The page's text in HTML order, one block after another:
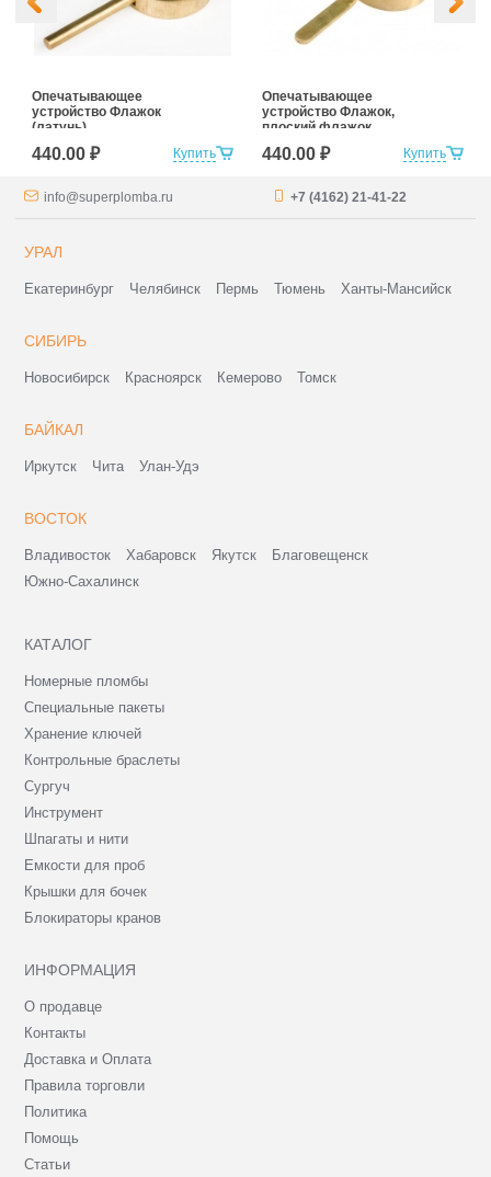
Купить
Опечатывающее
устройство Флажок
(латунь)
440.00 ₽ Купить
Опечатывающее
устройство Флажок,
плоский флажок
440.00 ₽
info@superplomba.ru +7 (4162) 21-41-22
УРАЛ
Екатеринбург Челябинск Пермь Тюмень Ханты-Мансийск
СИБИРЬ
Новосибирск Красноярск Кемерово Томск
БАЙКАЛ
Иркутск Чита Улан-Удэ
ВОСТОК
Владивосток Хабаровск Якутск
Благовещенск
Южно-Сахалинск
КАТАЛОГ
Номерные пломбы
Специальные пакеты
Хранение ключей
Контрольные браслеты
Сургуч
Инструмент
Шпагаты и нити
Емкости для проб
Крышки для бочек
Блокираторы кранов
ИНФОРМАЦИЯ
О продавце
Контакты
Доставка и Оплата
Правила торговли
Политика
Помощь
Статьи